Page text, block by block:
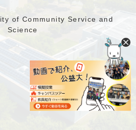
of Community Service and
Science